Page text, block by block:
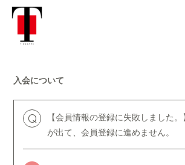
SCHEDULE
BIOGRAPHY
入会について
Q
【会員情報の登録に失敗しました
が出て、会員登録に進めません。